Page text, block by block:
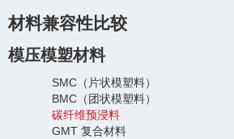
材料兼容性比较
模压模塑材料
SMC（片状模塑料）
BMC（团状模塑料）
碳纤维预浸料
GMT 复合材料